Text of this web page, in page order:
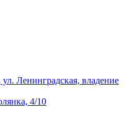
Ленинградская, владение
4/10